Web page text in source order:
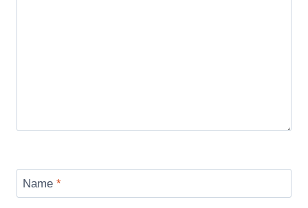
Name *